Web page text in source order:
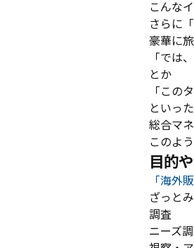
こんな
さらに
豪華に
「では
とか
「この
といっ
総合マ
このよ
目的
「海外
ざっと
調査
ニーズ